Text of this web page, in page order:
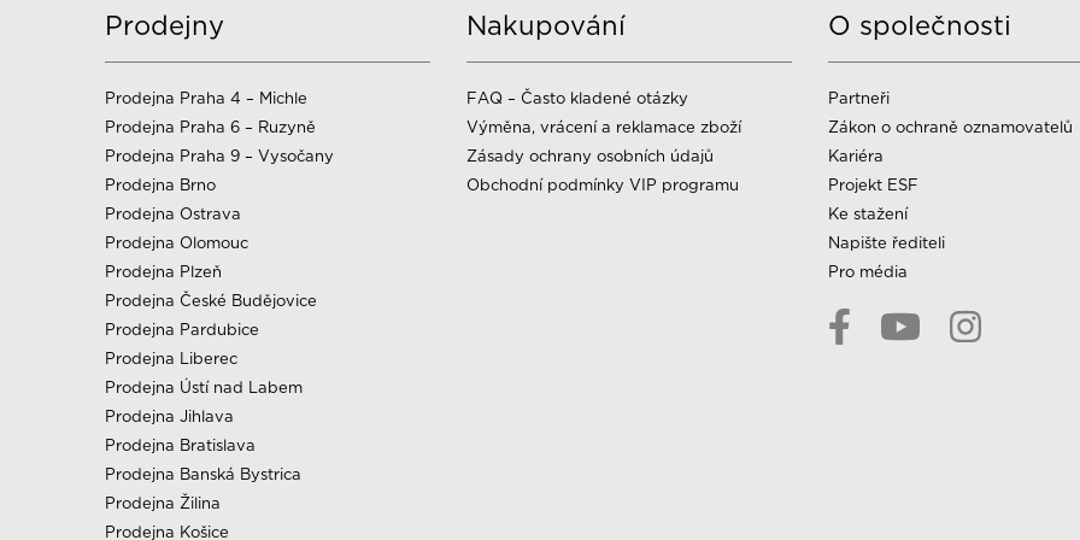
Prodejny
Prodejna Praha 4 – Michle
Prodejna Praha 6 – Ruzyně
Prodejna Praha 9 – Vysočany
Prodejna Brno
Prodejna Ostrava
Prodejna Olomouc
Prodejna Plzeň
Prodejna České Budějovice
Prodejna Pardubice
Prodejna Liberec
Prodejna Ústí nad Labem
Prodejna Jihlava
Prodejna Bratislava
Prodejna Banská Bystrica
Prodejna Žilina
Prodejna Košice
Nakupování
FAQ – Často kladené otázky
Výměna, vrácení a reklamace zboží
Zásady ochrany osobních údajů
Obchodní podmínky VIP programu
O společnosti
Partneři
Zákon o ochraně oznamovatelů
Kariéra
Projekt ESF
Ke stažení
Napište řediteli
Pro média